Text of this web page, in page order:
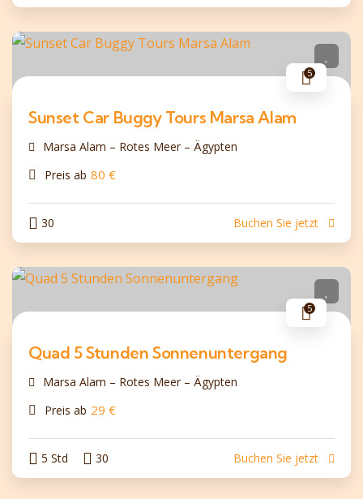
5
Sunset Car Buggy Tours Marsa Alam
Marsa Alam – Rotes Meer – Ägypten
Preis ab 80 €
30 Buchen Sie jetzt
5
Quad 5 Stunden Sonnenuntergang
Marsa Alam – Rotes Meer – Ägypten
Preis ab 29 €
5 Std 30 Buchen Sie jetzt